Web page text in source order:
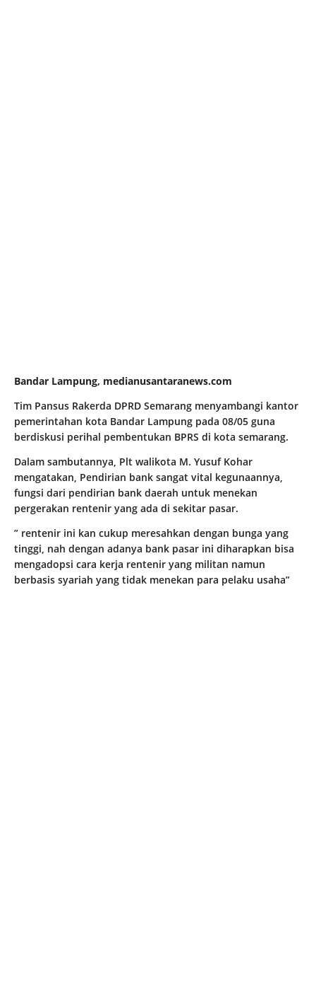
Bandar Lampung, medianusantaranews.com
Tim Pansus Rakerda DPRD Semarang menyambangi kantor
pemerintahan kota Bandar Lampung pada 08/05 guna
berdiskusi perihal pembentukan BPRS di kota semarang.
Dalam sambutannya, Plt walikota M. Yusuf Kohar
mengatakan, Pendirian bank sangat vital kegunaannya,
fungsi dari pendirian bank daerah untuk menekan
pergerakan rentenir yang ada di sekitar pasar.
” rentenir ini kan cukup meresahkan dengan bunga yang
tinggi, nah dengan adanya bank pasar ini diharapkan bisa
mengadopsi cara kerja rentenir yang militan namun
berbasis syariah yang tidak menekan para pelaku usaha”